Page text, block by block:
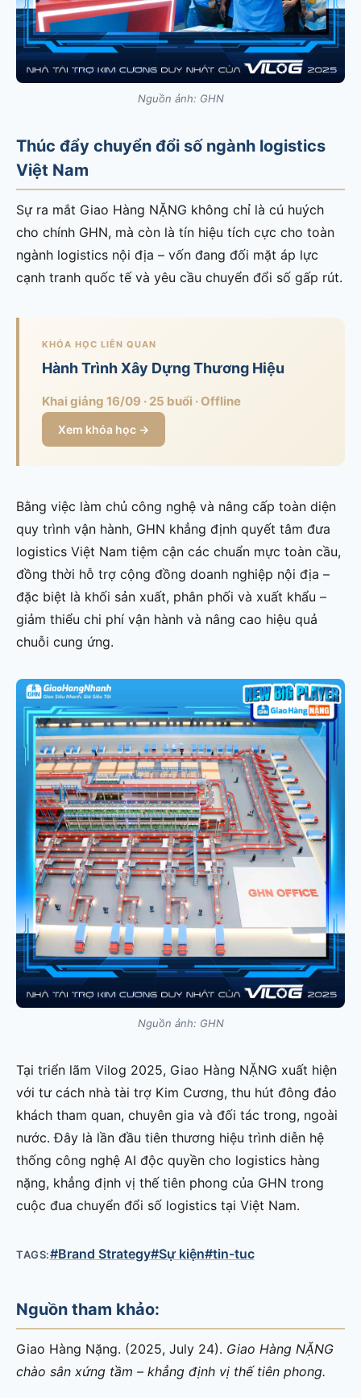
Nguồn ảnh: GHN
Thúc đẩy chuyển đổi số ngành logistics
Việt Nam
Sự ra mắt Giao Hàng NẶNG không chỉ là cú huých
cho chính GHN, mà còn là tín hiệu tích cực cho toàn
ngành logistics nội địa – vốn đang đối mặt áp lực
cạnh tranh quốc tế và yêu cầu chuyển đổi số gấp rút.
KHÓA HỌC LIÊN QUAN
Hành Trình Xây Dựng Thương Hiệu
Khai giảng 16/09 · 25 buổi · Offline
Xem khóa học →
Bằng việc làm chủ công nghệ và nâng cấp toàn diện
quy trình vận hành, GHN khẳng định quyết tâm đưa
logistics Việt Nam tiệm cận các chuẩn mực toàn cầu,
đồng thời hỗ trợ cộng đồng doanh nghiệp nội địa –
đặc biệt là khối sản xuất, phân phối và xuất khẩu –
giảm thiểu chi phí vận hành và nâng cao hiệu quả
chuỗi cung ứng.
Nguồn ảnh: GHN
Tại triển lãm Vilog 2025, Giao Hàng NẶNG xuất hiện
với tư cách nhà tài trợ Kim Cương, thu hút đông đảo
khách tham quan, chuyên gia và đối tác trong, ngoài
nước. Đây là lần đầu tiên thương hiệu trình diễn hệ
thống công nghệ AI độc quyền cho logistics hàng
nặng, khẳng định vị thế tiên phong của GHN trong
cuộc đua chuyển đổi số logistics tại Việt Nam.
TAGS:#Brand Strategy#Sự kiện#tin-tuc
Nguồn tham khảo:
Giao Hàng Nặng. (2025, July 24). Giao Hàng NẶNG
chào sân xứng tầm – khẳng định vị thế tiên phong.